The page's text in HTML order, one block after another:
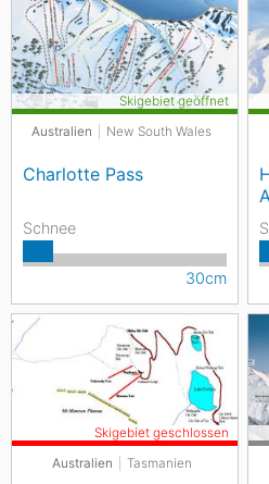
Australien New South Wales
Charlotte Pass
Skigebiet geöffnet
Schnee
30cm
Australien Tasmanien
Skigebiet geschlossen